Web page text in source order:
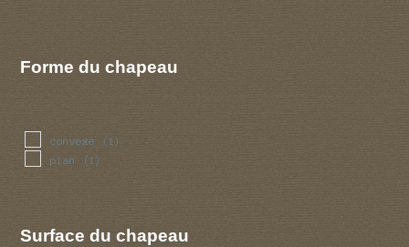
Forme du chapeau
convexe (1)
plan (1)
Surface du chapeau